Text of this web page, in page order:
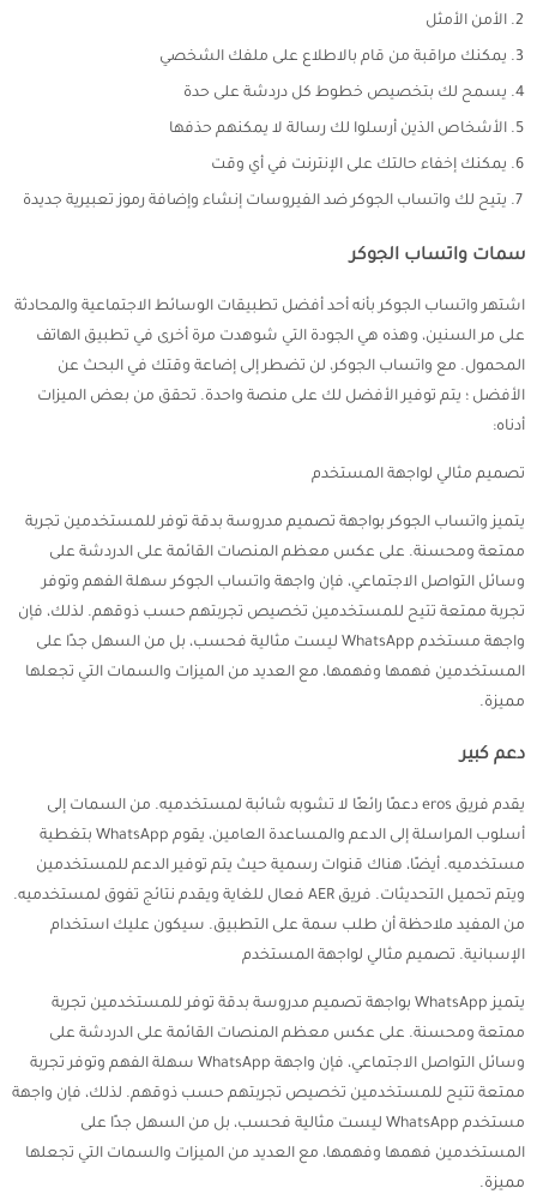
الأمن الأمثل
يمكنك مراقبة من قام بالاطلاع على ملفك الشخصي
يسمح لك بتخصيص خطوط كل دردشة على حدة
الأشخاص الذين أرسلوا لك رسالة لا يمكنهم حذفها
يمكنك إخفاء حالتك على الإنترنت في أي وقت
يتيح لك واتساب الجوكر ضد الفيروسات إنشاء وإضافة رموز تعبيرية جديدة
سمات واتساب الجوكر
اشتهر واتساب الجوكر بأنه أحد أفضل تطبيقات الوسائط الاجتماعية والمحادثة
على مر السنين، وهذه هي الجودة التي شوهدت مرة أخرى في تطبيق الهاتف
المحمول. مع واتساب الجوكر، لن تضطر إلى إضاعة وقتك في البحث عن
الأفضل ؛ يتم توفير الأفضل لك على منصة واحدة. تحقق من بعض الميزات
أدناه:
تصميم مثالي لواجهة المستخدم
يتميز واتساب الجوكر بواجهة تصميم مدروسة بدقة توفر للمستخدمين تجربة
ممتعة ومحسنة. على عكس معظم المنصات القائمة على الدردشة على
وسائل التواصل الاجتماعي، فإن واجهة واتساب الجوكر سهلة الفهم وتوفر
تجربة ممتعة تتيح للمستخدمين تخصيص تجربتهم حسب ذوقهم. لذلك، فإن
واجهة مستخدم WhatsApp ليست مثالية فحسب، بل من السهل جدًا على
المستخدمين فهمها وفهمها، مع العديد من الميزات والسمات التي تجعلها
مميزة.
دعم كبير
يقدم فريق eros دعمًا رائعًا لا تشوبه شائبة لمستخدميه. من السمات إلى
أسلوب المراسلة إلى الدعم والمساعدة العامين، يقوم WhatsApp بتغطية
مستخدميه. أيضًا، هناك قنوات رسمية حيث يتم توفير الدعم للمستخدمين
ويتم تحميل التحديثات. فريق AER فعال للغاية ويقدم نتائج تفوق لمستخدميه.
من المفيد ملاحظة أن طلب سمة على التطبيق. سيكون عليك استخدام
الإسبانية. تصميم مثالي لواجهة المستخدم
يتميز WhatsApp بواجهة تصميم مدروسة بدقة توفر للمستخدمين تجربة
ممتعة ومحسنة. على عكس معظم المنصات القائمة على الدردشة على
وسائل التواصل الاجتماعي، فإن واجهة WhatsApp سهلة الفهم وتوفر تجربة
ممتعة تتيح للمستخدمين تخصيص تجربتهم حسب ذوقهم. لذلك، فإن واجهة
مستخدم WhatsApp ليست مثالية فحسب، بل من السهل جدًا على
المستخدمين فهمها وفهمها، مع العديد من الميزات والسمات التي تجعلها
مميزة.